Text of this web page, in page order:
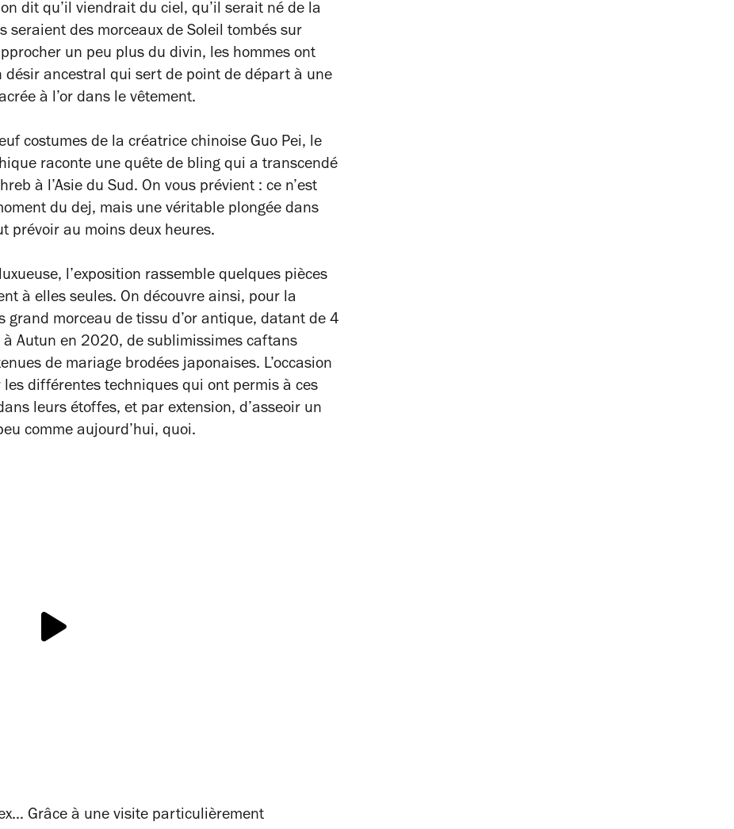
dit qu’il viendrait du ciel, qu’il serait né de la
seraient des morceaux de Soleil tombés sur
un peu plus du divin, les hommes ont
désir ancestral qui sert de point de départ à une
à l’or dans le vêtement.
costumes de la créatrice chinoise Guo Pei, le
raconte une quête de bling qui a transcendé
à l’Asie du Sud. On vous prévient : ce n’est
du dej, mais une véritable plongée dans
prévoir au moins deux heures.
l’exposition rassemble quelques pièces
à elles seules. On découvre ainsi, pour la
grand morceau de tissu d’or antique, datant de 4
Autun en 2020, de sublimissimes caftans
de mariage brodées japonaises. L’occasion
différentes techniques qui ont permis à ces
leurs étoffes, et par extension, d’asseoir un
comme aujourd’hui, quoi.
Grâce à une visite particulièrement